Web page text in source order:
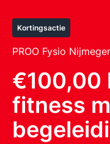
Kortingsactie
PROO Fysio
€100,00
fitness